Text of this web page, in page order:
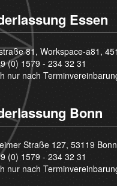
Essen
81, Workspace-a81,
(0) 1579 - 234 32 31
nur nach
Bonn
Straße 127, 53119
(0) 1579 - 234 32 31
nur nach